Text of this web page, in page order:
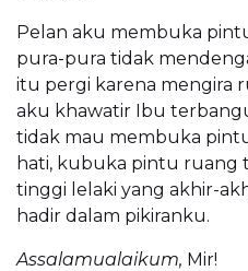
Pelan aku membuka
pura-pura tidak
itu pergi karena mengira
aku khawatir Ibu
tidak mau membuka
hati, kubuka pintu ruang
tinggi lelaki yang akhir-
hadir dalam pikiranku.
Assalamualaikum, Mir!